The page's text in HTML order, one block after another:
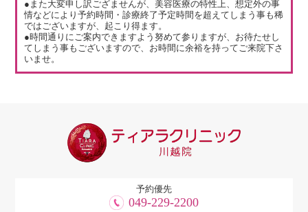
●また大変申し訳ござませんが、美容医療の特性上、想定外の事
情などにより予約時間・診療終了予定時間を超えてしまう事も稀
ではございますが、起こり得ます。
●時間通りにご案内できますよう努めて参りますが、お待たせし
てしまう事もございますので、お時間に余裕を持ってご来院下さ
いませ。
予約優先
049-229-2200